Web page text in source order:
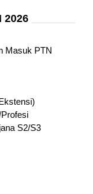
2026
Masuk PTN
S2/S3